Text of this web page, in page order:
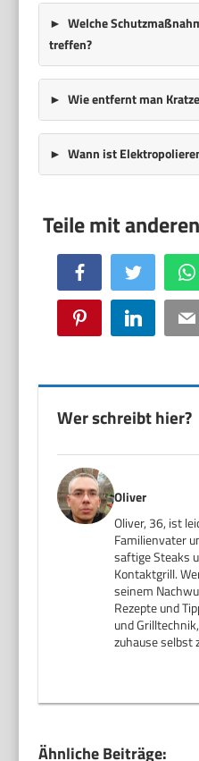
Welche
treffen?
Wie entfernt man
Wann ist
Facebook Twitter
Pinterest LinkedIn
Wer schreibt hier?
Oliver
Oliver, 36, ist
Familienvater
saftige Steaks
Kontaktgrill.
seinem
Rezepte und
und
zuhause selbst
Ähnliche Beiträge: